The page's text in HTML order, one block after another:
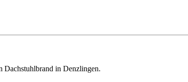
Dachstuhlbrand in Denzlingen.